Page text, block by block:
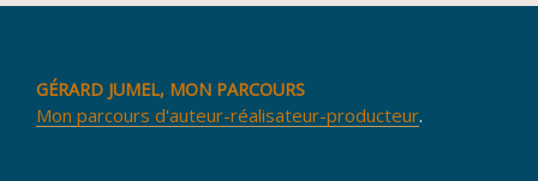
GÉRARD JUMEL, MON PARCOURS
Mon parcours d'auteur-réalisateur-producteur.